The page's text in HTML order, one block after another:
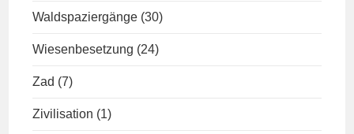
Waldspaziergänge (30)
Wiesenbesetzung (24)
Zad (7)
Zivilisation (1)